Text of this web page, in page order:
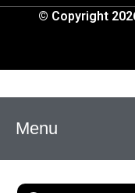
© Copyright
Menu